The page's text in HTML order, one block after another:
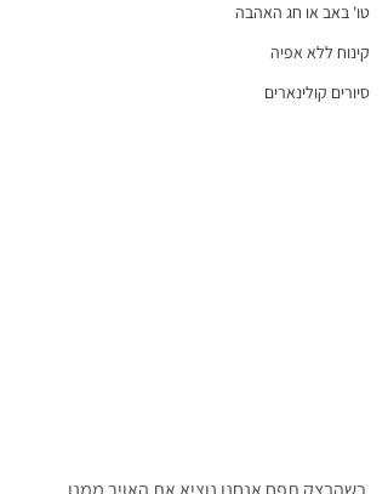
טו' באב או חג האהבה
קינוח ללא אפיה
סיורים קולינארים